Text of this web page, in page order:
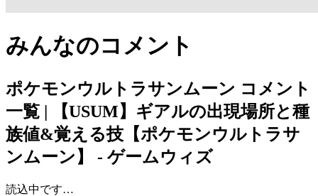
みんなのコメント
ポケモンウルトラサンムーン コメント
一覧 | 【USUM】ギアルの出現場所と種
族値&覚える技【ポケモンウルトラサ
ンムーン】 - ゲームウィズ
読込中です…